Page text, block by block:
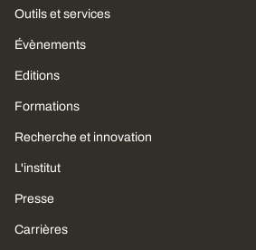
Outils et services
Évènements
Editions
Formations
Recherche et innovation
L'institut
Presse
Carrières